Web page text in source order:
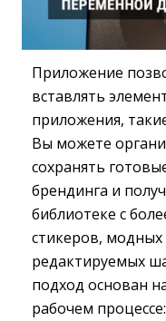
Приложение
вставлять
приложения,
Вы можете
сохранять
брендинга и
библиотеке с
стикеров, модных
редактируемых
подход основан
рабочем